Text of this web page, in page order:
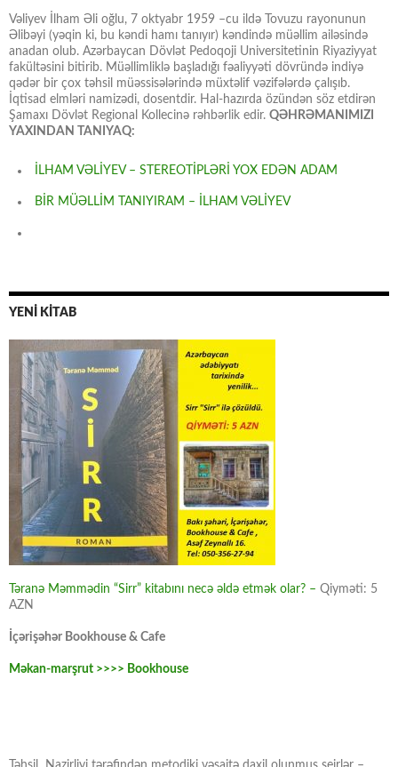
Vəliyev İlham Əli oğlu, 7 oktyabr 1959 –cu ildə Tovuzu rayonunun
Əlibəyi (yəqin ki, bu kəndi hamı tanıyır) kəndində müəllim ailəsində
anadan olub. Azərbaycan Dövlət Pedoqoji Universitetinin Riyaziyyat
fakültəsini bitirib. Müəllimliklə başladığı fəaliyyəti dövründə indiyə
qədər bir çox təhsil müəssisələrində müxtəlif vəzifələrdə çalışıb.
İqtisad elmləri namizədi, dosentdir. Hal-hazırda özündən söz etdirən
Şamaxı Dövlət Regional Kollecinə rəhbərlik edir. QƏHRƏMANIMIZI
YAXINDAN TANIYAQ:
İLHAM VƏLİYEV – STEREOTİPLƏRİ YOX EDƏN ADAM
BİR MÜƏLLİM TANIYIRAM – İLHAM VƏLİYEV
YENİ KİTAB
Təranə Məmmədin “Sirr” kitabını necə əldə etmək olar? – Qiyməti: 5
AZN
İçərişəhər Bookhouse & Cafe
Məkan-marşrut >>>> Bookhouse